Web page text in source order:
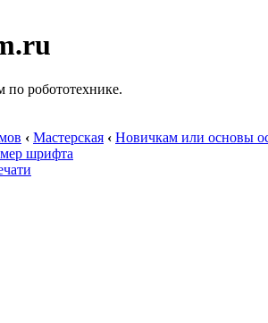
по робототехнике.
‹ Мастерская ‹ Новичкам или основы
шрифта